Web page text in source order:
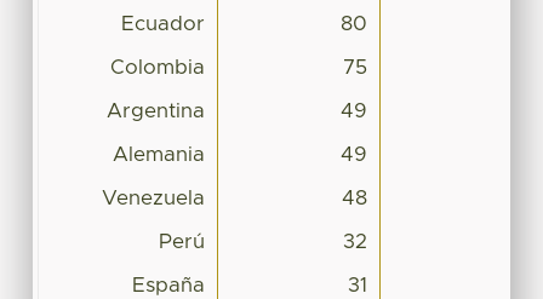
Ecuador 80
Colombia 75
Argentina 49
Alemania 49
Venezuela 48
Perú 32
España 31